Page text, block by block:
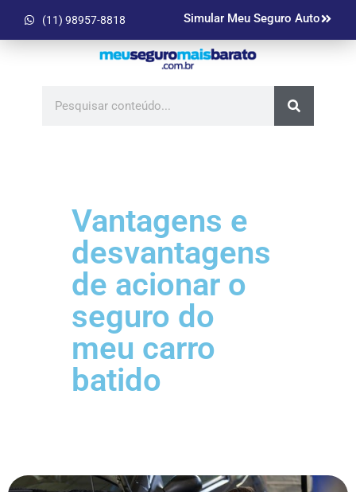
(11) 98957-8818 Simular Meu Seguro Auto
Vantagens e
desvantagens
de acionar o
seguro do
meu carro
batido